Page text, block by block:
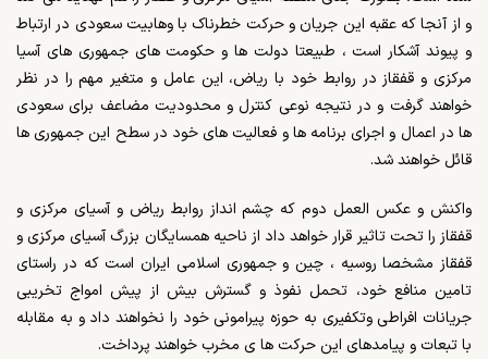
و از آنجا که عقبه این جریان و حرکت خطرناک با وهابیت سعودی در ارتباط
و پیوند آشکار است ، طبیعتا دولت ها و حکومت های جمهوری های آسیا
مرکزی و قفقاز در روابط خود با ریاض، این عامل و متغیر مهم را در نظر
خواهند گرفت و در نتیجه نوعی کنترل و محدودیت مضاعف برای سعودی
ها در اعمال و اجرای برنامه ها و فعالیت های خود در سطح این جمهوری ها
قائل خواهند شد.
واکنش و عکس العمل دوم که چشم انداز روابط ریاض و آسیای مرکزی و
قفقاز را تحت تاثیر قرار خواهد داد از ناحیه همسایگان بزرگ آسیای مرکزی و
قفقاز مشخصا روسیه ، چین و جمهوری اسلامی ایران است که در راستای
تامین منافع خود، تحمل نفوذ و گسترش بیش از پیش امواج تخریبی
جریانات افراطی وتکفیری به حوزه پیرامونی خود را نخواهند داد و به مقابله
با تبعات و پیامدهای این حرکت ها ی مخرب خواهند پرداخت.